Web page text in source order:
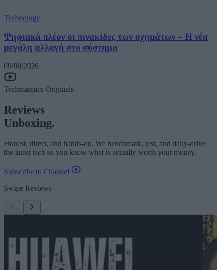
Technology
Ψηφιακά πλέον οι πινακίδες των οχημάτων – Η νέα
μεγάλη αλλαγή στο σύστημα
09/08/2026
Techmaniacs Originals
Reviews
Unboxing.
Honest, direct, and hands-on. We benchmark, test, and daily-drive
the latest tech so you know what is actually worth your money.
Subscribe to Channel
Swipe Reviews